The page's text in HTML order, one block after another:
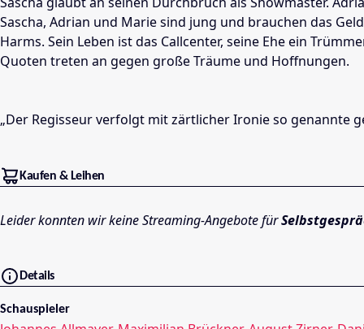
Sascha, Adrian und Marie sind jung und brauchen das
Harms. Sein Leben ist das Callcenter, seine Ehe ein
Quoten treten an gegen große Träume und Hoffnungen.
„Der Regisseur verfolgt mit zärtlicher Ironie so genannte
Kaufen & Leihen
Leider konnten wir keine Streaming-Angebote für
Details
Schauspieler